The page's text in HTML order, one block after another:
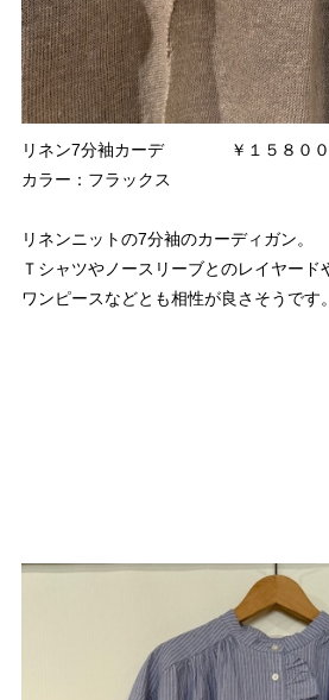
リネン7分袖カーデ ￥１５８００＋
カラー：フラックス
リネンニットの7分袖のカーディガン。
Ｔシャツやノースリーブとのレイヤード
ワンピースなどとも相性が良さそうです。